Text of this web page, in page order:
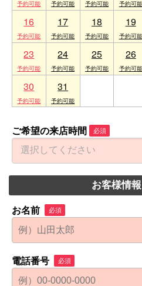
16 17 18 19
23 24 25 26
30 31
ご希望の来店時間 必須
お客様情
お名前 必須
電話番号 必須